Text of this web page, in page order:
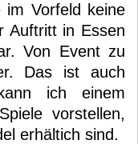
Vorfeld keine
Auftritt in Essen
Von Event zu
Das ist auch
ich einem
vorstellen,
erhältich sind.